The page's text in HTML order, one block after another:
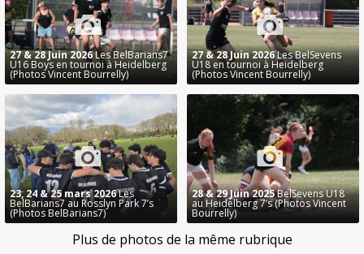
27 & 28 Juin 2026Les BelBarians7
U16 Boys en tournoi à Heidelberg
(Photos Vincent Bourrelly)
27 & 28 Juin 2026Les BelSevens
U18 en tournoi à Heidelberg
(Photos Vincent Bourrelly)
23, 24 & 25 mars 2026Les
BelBarians7 au Rosslyn Park 7’s
(Photos BelBarians7)
28 & 29 Juin 2025BelSevens U18
au Heidelberg 7’s (Photos Vincent
Bourrelly)
Plus de photos de la même rubrique